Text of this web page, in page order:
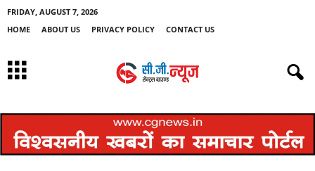
FRIDAY, AUGUST 7, 2026
HOME
ABOUT US PRIVACY POLICY CONTACT US